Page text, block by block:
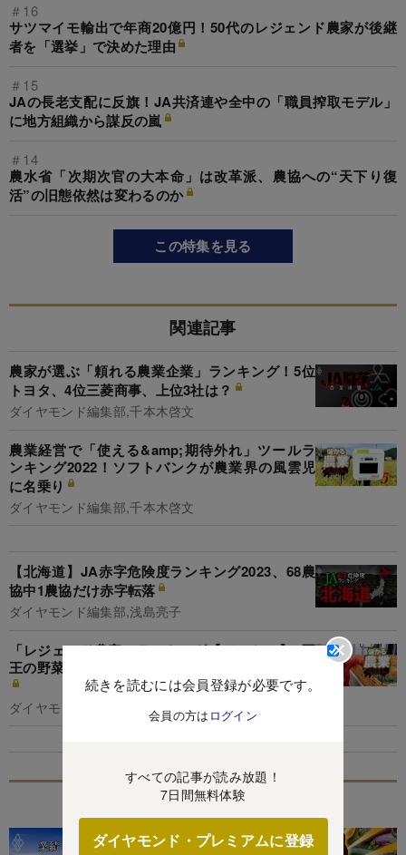
続きを読むには会員登録が必要です。
会員の方は ログイン
すべての記事が読み放題！
7日間無料体験
ダイヤモンド・プレミアムに登録
＃16
サツマイモ輸出で年商20億円！50代のレジェンド農家が後継
者を「選挙」で決めた理由
＃15
JAの長老支配に反旗！JA共済連や全中の「職員搾取モデル」
に地方組織から謀反の嵐
＃14
農水省「次期次官の大本命」は改革派、農協への“天下り復
活”の旧態依然は変わるのか
この特集を見る
関連記事
農家が選ぶ「頼れる農業企業」ランキング！5位
トヨタ、4位三菱商事、上位3社は？
ダイヤモンド編集部,千本木啓文
農業経営で「使える&amp;期待外れ」ツールラ
ンキング2022！ソフトバンクが農業界の風雲児
に名乗り
ダイヤモンド編集部,千本木啓文
【北海道】JA赤字危険度ランキング2023、68農
協中1農協だけ赤字転落
ダイヤモンド編集部,浅島亮子
「レジェンド農家」ランキング【ベスト20】2冠
王の野菜くらぶ代表が語る経営危機からの復活劇
ダイヤモンド編集部,千本木啓文
特集